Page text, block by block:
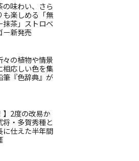
の味わい、さら
も楽しめる「無
抹茶」ストロベ
ー新発売
々の植物や情景
相応しい色を集
筆『色辞典』が
】2度の改易か
将・多賀秀種と
に仕えた半年間